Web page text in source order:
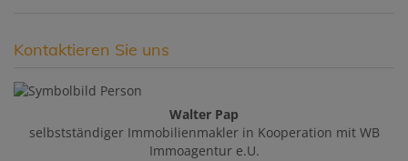
Kontaktieren Sie uns
Walter Pap
selbstständiger Immobilienmakler in Kooperation mit WB
Immoagentur e.U.